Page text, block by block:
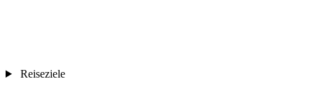
Reiseziele